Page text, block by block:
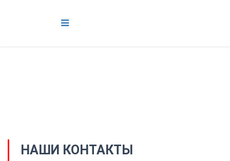
НАШИ КОНТАКТЫ